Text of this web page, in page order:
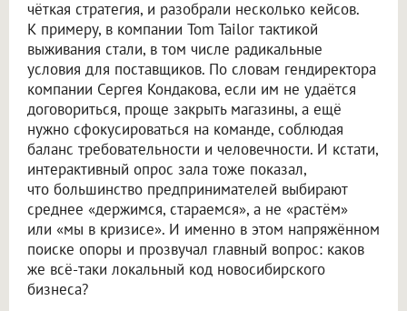
чёткая стратегия, и разобрали несколько кейсов.
К примеру, в компании Tom Tailor тактикой
выживания стали, в том числе радикальные
условия для поставщиков. По словам гендиректора
компании Сергея Кондакова, если им не удаётся
договориться, проще закрыть магазины, а ещё
нужно сфокусироваться на команде, соблюдая
баланс требовательности и человечности. И кстати,
интерактивный опрос зала тоже показал,
что большинство предпринимателей выбирают
среднее «держимся, стараемся», а не «растём»
или «мы в кризисе». И именно в этом напряжённом
поиске опоры и прозвучал главный вопрос: каков
же всё-таки локальный код новосибирского
бизнеса?